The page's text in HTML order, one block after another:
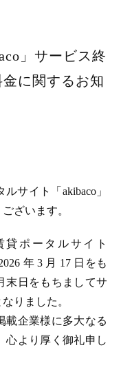
」サービス終
に関するお知
サイト「akibaco」
ざいます。
ポータルサイト
年 3 月 17 日をも
末日をもちましてサ
りました。
載企業様に多大なる
心より厚く御礼申し